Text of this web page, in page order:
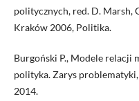
politycznych, red. D. Marsh,
Kraków 2006, Politika.
Burgoński P., Modele relacji
polityka. Zarys
2014.